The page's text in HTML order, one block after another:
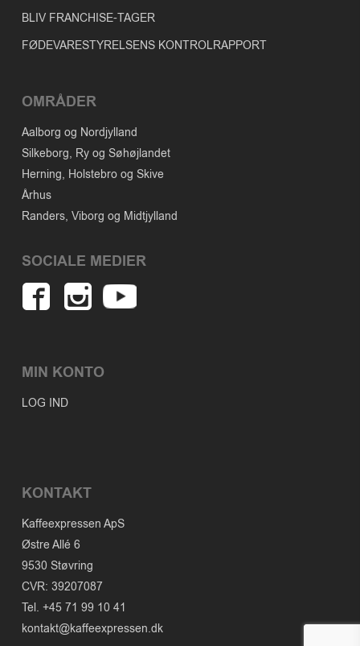
BLIV FRANCHISE-TAGER
FØDEVARESTYRELSENS KONTROLRAPPORT
OMRÅDER
Aalborg og Nordjylland
Silkeborg, Ry og Søhøjlandet
Herning, Holstebro og Skive
Århus
Randers, Viborg og Midtjylland
SOCIALE MEDIER
MIN KONTO
LOG IND
KONTAKT
Kaffeexpressen ApS
Østre Allé 6
9530 Støvring
CVR: 39207087
Tel. +45 71 99 10 41
kontakt@kaffeexpressen.dk